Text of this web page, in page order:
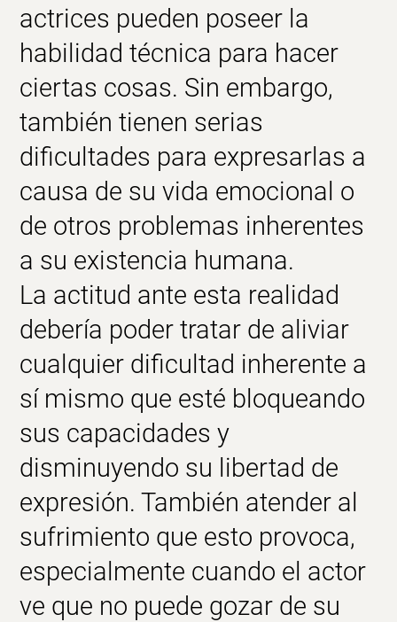
actrices pueden poseer la
habilidad técnica para hacer
ciertas cosas. Sin embargo,
también tienen serias
dificultades para expresarlas a
causa de su vida emocional o
de otros problemas inherentes
a su existencia humana.
La actitud ante esta realidad
debería poder tratar de aliviar
cualquier dificultad inherente a
sí mismo que esté bloqueando
sus capacidades y
disminuyendo su libertad de
expresión. También atender al
sufrimiento que esto provoca,
especialmente cuando el actor
ve que no puede gozar de su